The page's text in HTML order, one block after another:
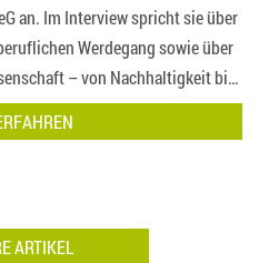
an. Im Interview spricht sie über
Werdegang sowie über
– von Nachhaltigkeit bis
Wohn…
ARTIKEL